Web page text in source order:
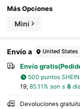
Más Opciones
Mini
Envío a United States
Envío
500 puntos
19, 85.11% son ≤ 8
Devoluciones